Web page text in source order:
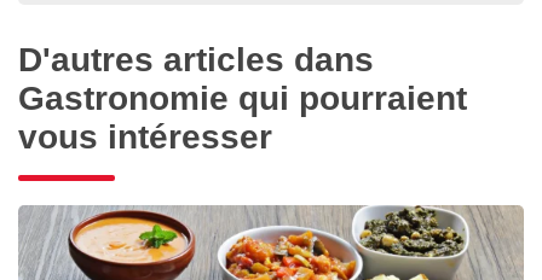
D'autres articles dans
Gastronomie qui pourraient
vous intéresser